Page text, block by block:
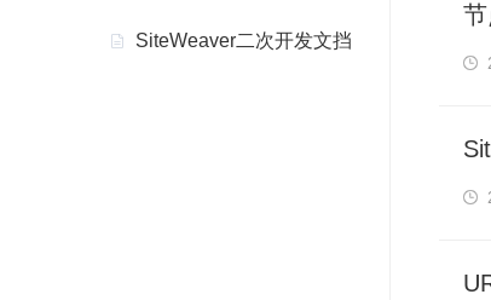
SiteWeaver二次开发文挡